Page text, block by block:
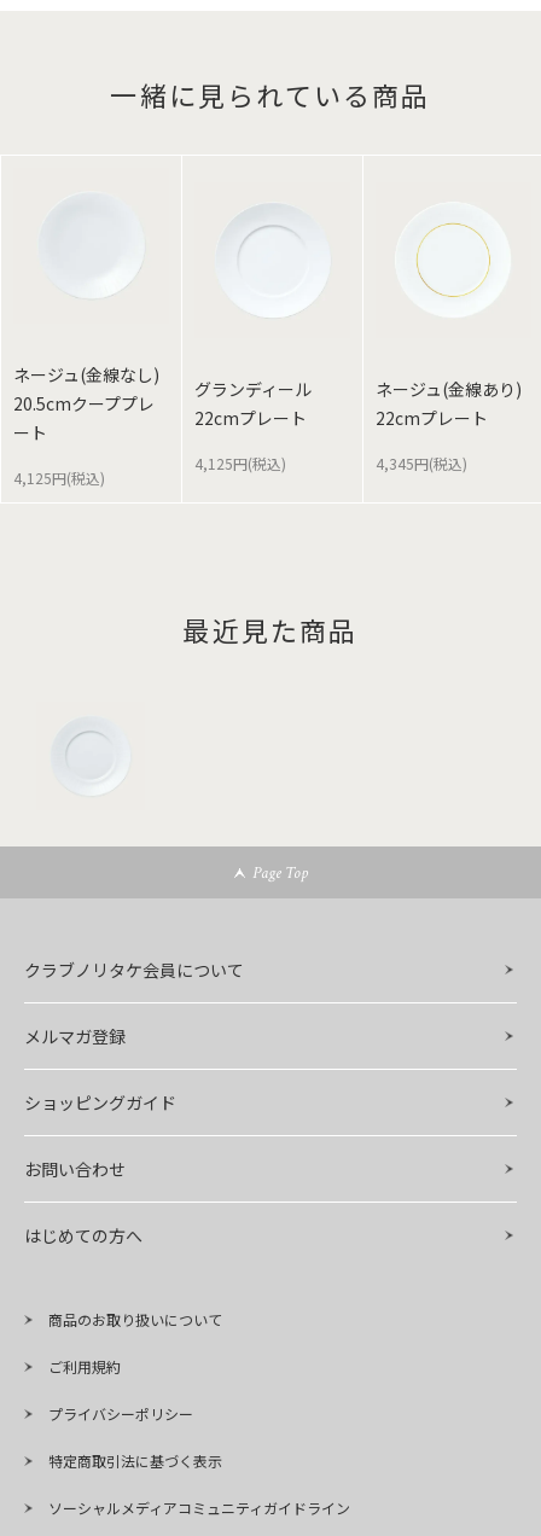
一緒に見られている商品
ネージュ(金線なし)
20.5cmクーププレ
ート
4,125円(税込)
グランディール
22cmプレート
4,125円(税込)
ネージュ(金線あり)
22cmプレート
4,345円(税込)
最近見た商品
Page Top
クラブノリタケ会員について
メルマガ登録
ショッピングガイド
お問い合わせ
はじめての方へ
商品のお取り扱いについて
ご利用規約
プライバシーポリシー
特定商取引法に基づく表示
ソーシャルメディアコミュニティガイドライン